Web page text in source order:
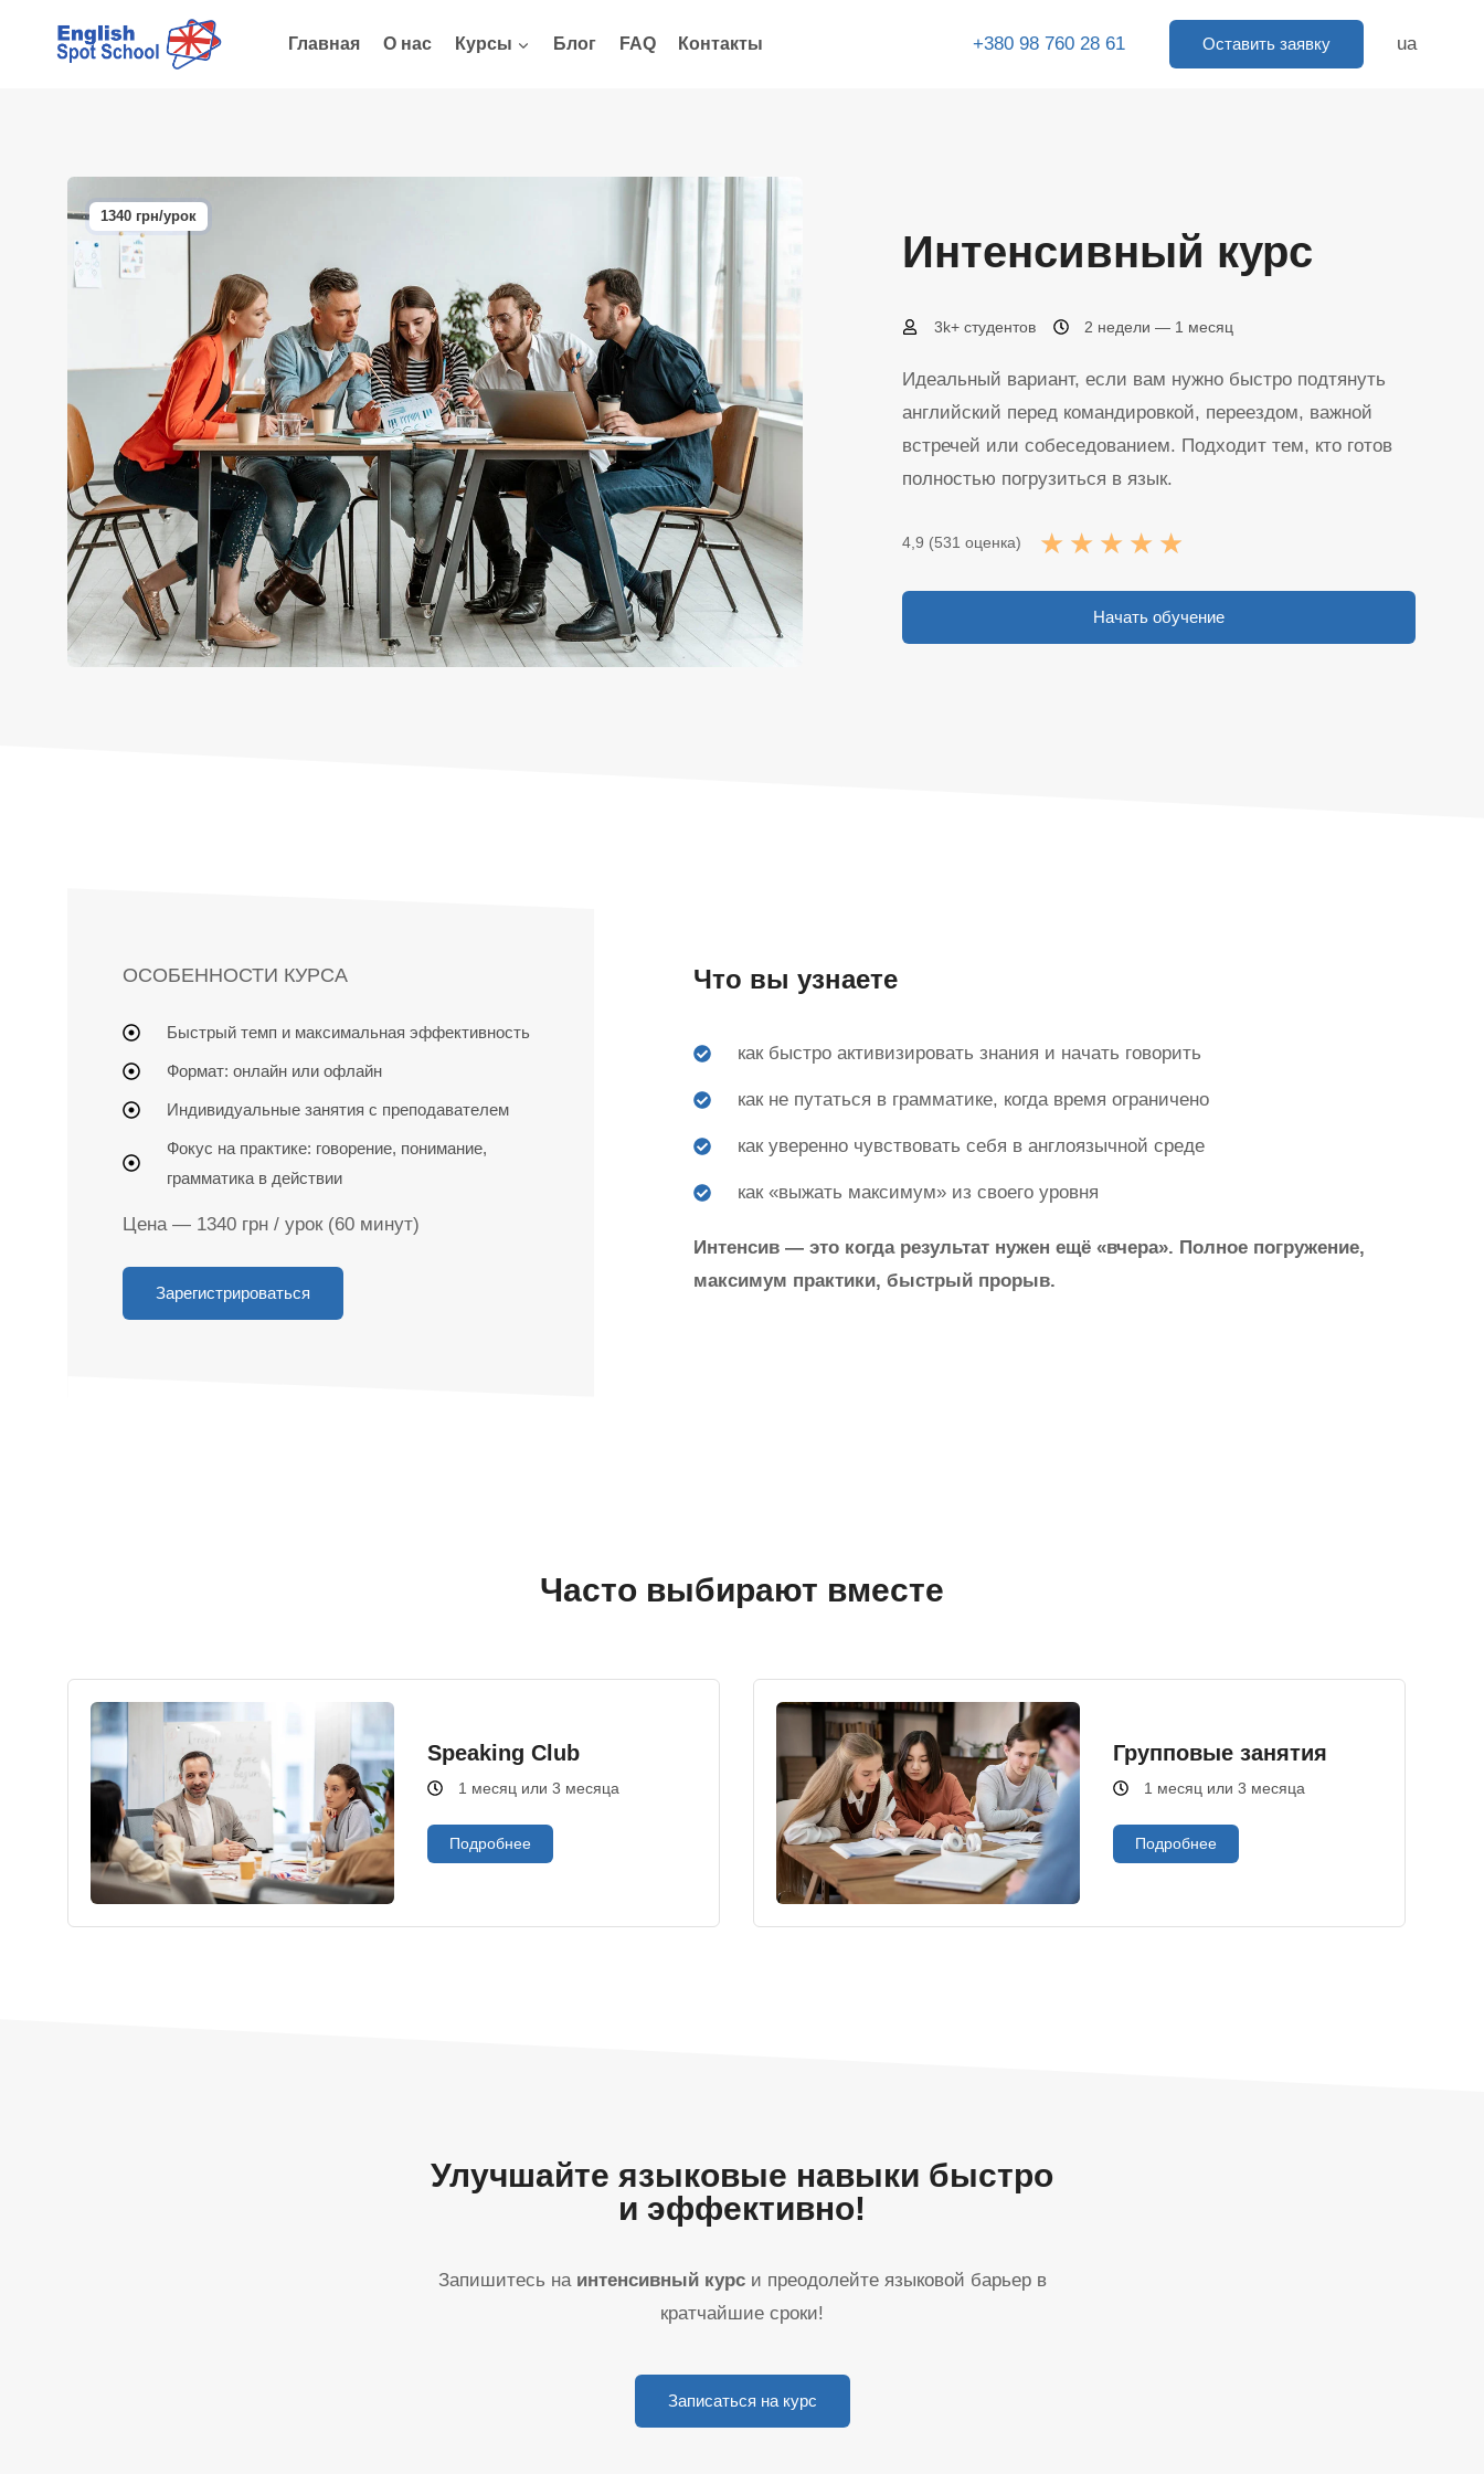
Главная О нас Курсы Блог FAQ Контакты +380 98 760 28 61 Оставить заявку ua
1340 грн/урок
Интенсивный курс
3k+ студентов 2 недели — 1 месяц
Идеальный вариант, если вам нужно быстро подтянуть
английский перед командировкой, переездом, важной
встречей или собеседованием. Подходит тем, кто готов
полностью погрузиться в язык.
4,9 (531 оценка) ☆ ☆ ☆ ☆ ☆
Начать обучение
ОСОБЕННОСТИ КУРСА
Быстрый темп и максимальная эффективность
Формат: онлайн или офлайн
Индивидуальные занятия с преподавателем
Фокус на практике: говорение, понимание,
грамматика в действии
Цена — 1340 грн / урок (60 минут)
Зарегистрироваться
Что вы узнаете
как быстро активизировать знания и начать говорить
как не путаться в грамматике, когда время ограничено
как уверенно чувствовать себя в англоязычной среде
как «выжать максимум» из своего уровня
Интенсив — это когда результат нужен ещё «вчера». Полное погружение,
максимум практики, быстрый прорыв.
Часто выбирают вместе
Speaking Club
1 месяц или 3 месяца
Подробнее
Групповые занятия
1 месяц или 3 месяца
Подробнее
Улучшайте языковые навыки быстро
и эффективно!
Запишитесь на интенсивный курси преодолейте языковой барьер в
кратчайшие сроки!
Записаться на курс